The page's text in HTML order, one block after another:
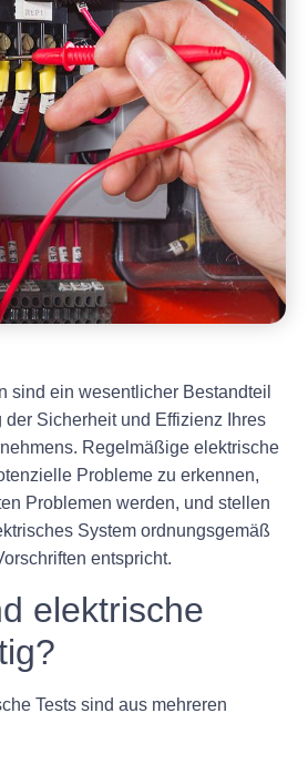
sind ein wesentlicher Bestandteil
der Sicherheit und Effizienz Ihres
Regelmäßige elektrische
Probleme zu erkennen,
Problemen werden, und stellen
System ordnungsgemäß
entspricht.
elektrische
Tests sind aus mehreren